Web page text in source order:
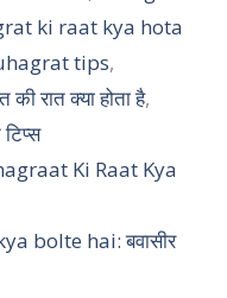
ki raat kya hota
tips,
की रात क्या होता है,
Ki Raat Kya
bolte hai: बवासीर